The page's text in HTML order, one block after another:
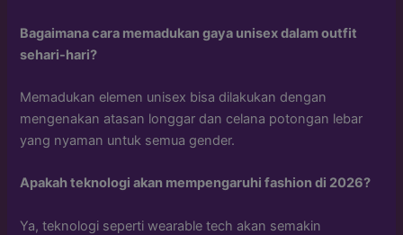
Bagaimana cara memadukan gaya unisex dalam outfit
sehari-hari?
Memadukan elemen unisex bisa dilakukan dengan
mengenakan atasan longgar dan celana potongan lebar
yang nyaman untuk semua gender.
Apakah teknologi akan mempengaruhi fashion di 2026?
Ya, teknologi seperti wearable tech akan semakin